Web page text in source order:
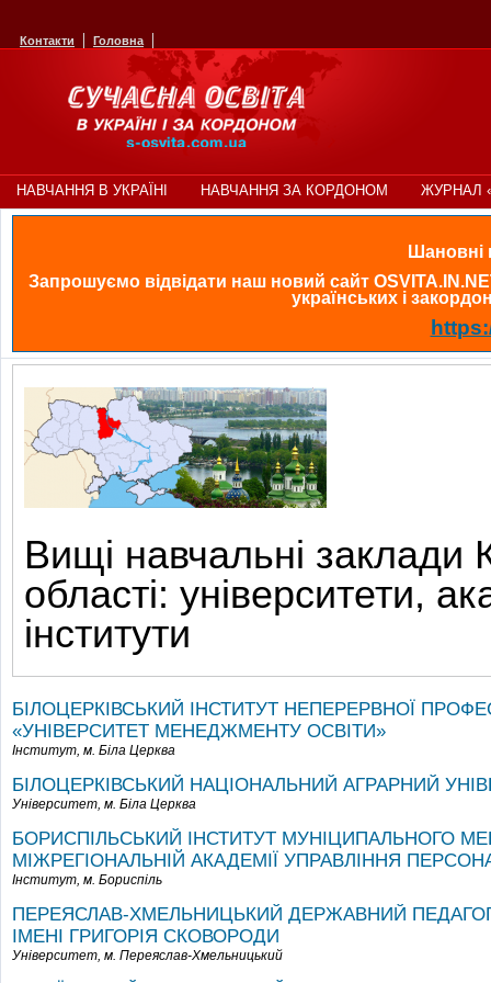
Контакти Головна
НАВЧАННЯ В УКРАЇНІ НАВЧАННЯ ЗА КОРДОНОМ ЖУРНАЛ
Шановні
Запрошуємо відвідати наш новий сайт
українських і
Вищі навчальні заклади
області: університети,
інститути
БІЛОЦЕРКІВСЬКИЙ ІНСТИТУТ НЕПЕРЕРВНОЇ
«УНІВЕРСИТЕТ МЕНЕДЖМЕНТУ ОСВІТИ»
Інститут, м. Біла Церква
БІЛОЦЕРКІВСЬКИЙ НАЦІОНАЛЬНИЙ АГРАРНИЙ
Університет, м. Біла Церква
БОРИСПІЛЬСЬКИЙ ІНСТИТУТ МУНІЦИПАЛЬНОГО
МІЖРЕГІОНАЛЬНІЙ АКАДЕМІЇ УПРАВЛІННЯ
Інститут, м. Бориспіль
ПЕРЕЯСЛАВ-ХМЕЛЬНИЦЬКИЙ ДЕРЖАВНИЙ
ІМЕНІ ГРИГОРІЯ СКОВОРОДИ
Університет, м. Переяслав-Хмельницький